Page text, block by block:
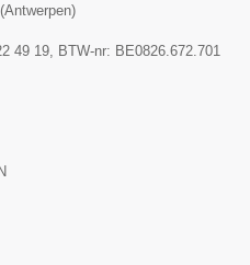
(Antwerpen)
49 19 , BTW-nr: BE0826.672.701